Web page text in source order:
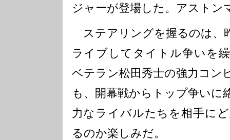
ジャーが登場した。アストン
ステアリングを握るのは、
ライブしてタイトル争いを
ベテラン松田秀士の強力コン
も、開幕戦からトップ争いに
力なライバルたちを相手に
るのか楽しみだ。